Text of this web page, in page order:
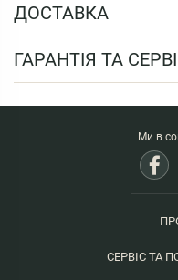
ДОСТАВКА
ГАРАНТІЯ ТА
Ми в
СЕРВІС ТА